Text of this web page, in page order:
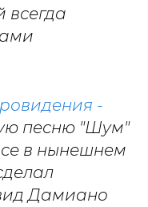
всегда
-
песню "Шум"
в нынешнем
Дамиано